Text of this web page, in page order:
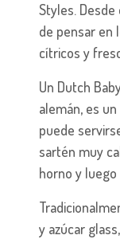
Styles.
de pensar en
cítricos y
Un Dutch
alemán, es
puede
sartén muy
horno y
y azúcar